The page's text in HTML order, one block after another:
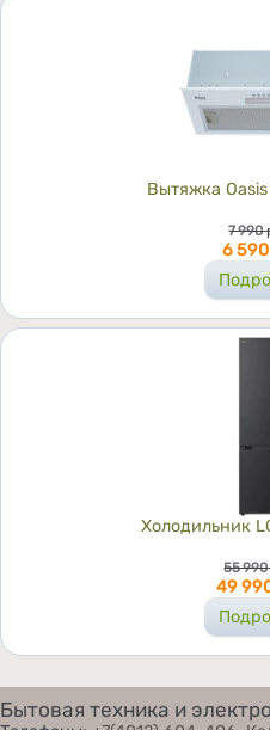
Вытяжка Оasis
Цена
7 990
6 590
Холодильник
Цена
55 990
49
Бытовая техника и